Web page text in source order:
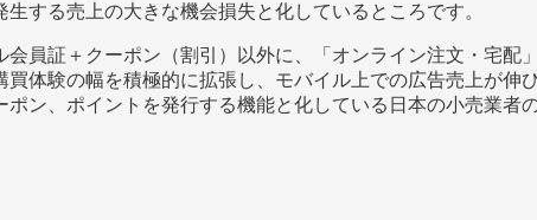
する売上の大きな機会損失と化しているところです。
員証＋クーポン（割引）以外に、「オンライン注文・宅配
体験の幅を積極的に拡張し、モバイル上での広告売上が伸
ン、ポイントを発行する機能と化している日本の小売業者